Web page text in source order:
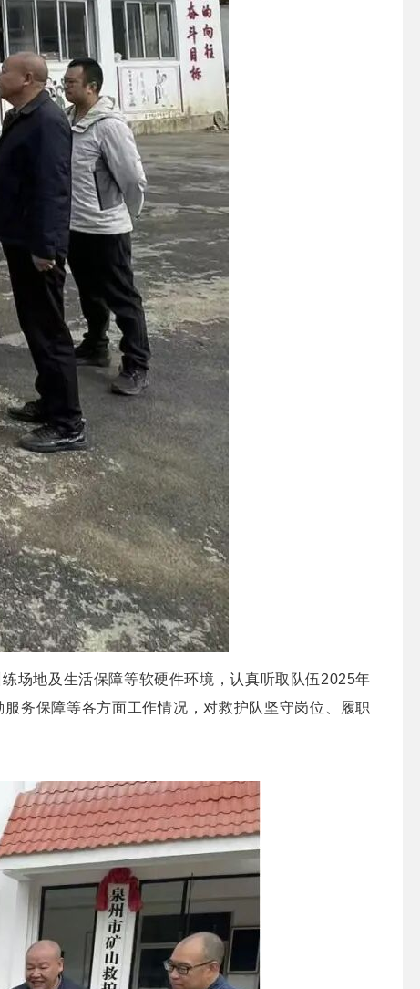
场地及生活保障等软硬件环境，认真听取队伍2025年
务保障等各方面工作情况，对救护队坚守岗位、履职